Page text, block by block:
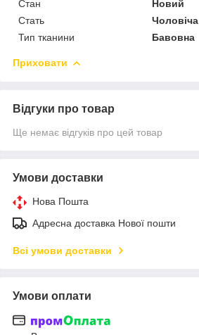
Стан
Новий
Стать
Чоловіча
Тип тканини
Бавовна
Приховати
Відгуки про товар
Ще немає відгуків про цей товар
Умови доставки
Нова Пошта
Адресна доставка Нової пошти
Всі умови доставки
Умови оплати